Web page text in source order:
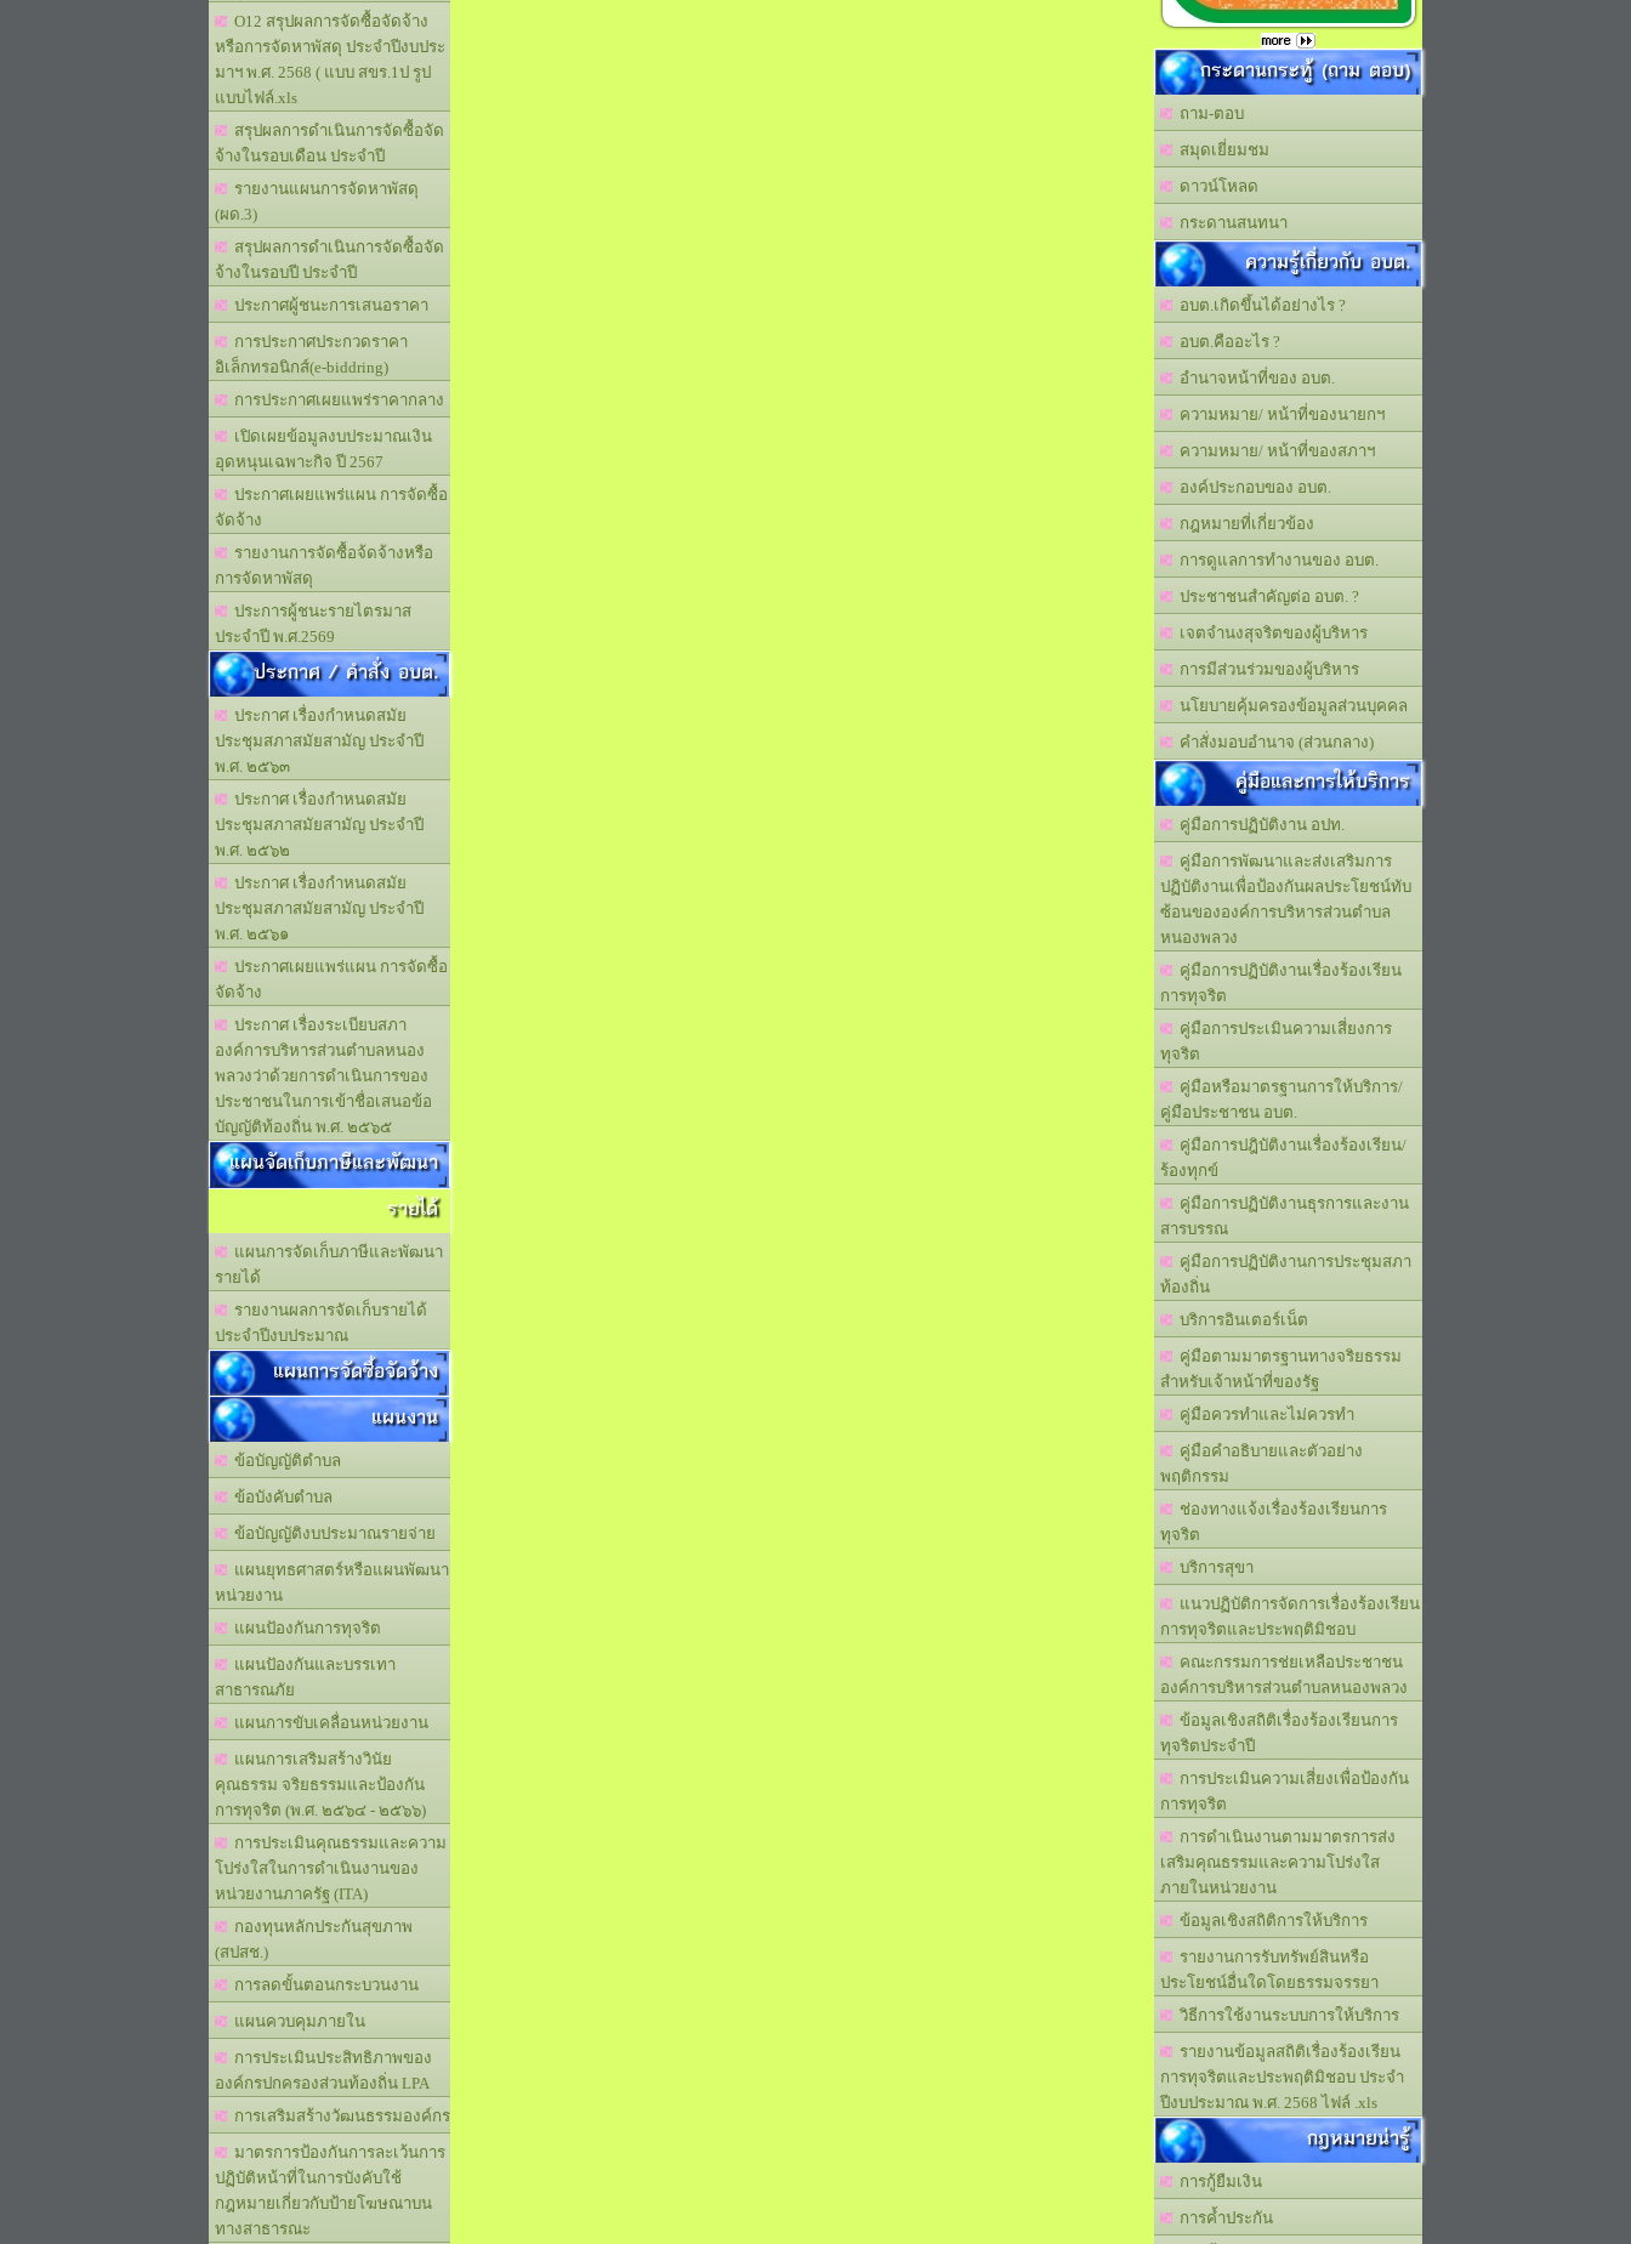
O12 สรุปผลการจัดซื้อจัดจ้าง
หรือการจัดหาพัสดุ ประจำปีงบประ
มาฯ พ.ศ. 2568 ( แบบ สขร.1ป รูป
แบบไฟล์.xls
สรุปผลการดำเนินการจัดซื้อจัด
จ้างในรอบเดือน ประจำปี
รายงานแผนการจัดหาพัสดุ
(ผด.3)
สรุปผลการดำเนินการจัดซื้อจัด
จ้างในรอบปี ประจำปี
ประกาศผู้ชนะการเสนอราคา
การประกาศประกวดราคา
อิเล็กทรอนิกส์(e-biddring)
การประกาศเผยแพร่ราคากลาง
เปิดเผยข้อมูลงบประมาณเงิน
อุดหนุนเฉพาะกิจ ปี 2567
ประกาศเผยแพร่แผน การจัดซื้อ
จัดจ้าง
รายงานการจัดซื้อจ้ดจ้างหรือ
การจัดหาพัสดุ
ประการผู้ชนะรายไตรมาส
ประจำปี พ.ศ.2569
ประกาศ / คำสั่ง อบต.
ประกาศ เรื่องกำหนดสมัย
ประชุมสภาสมัยสามัญ ประจำปี
พ.ศ. ๒๕๖๓
ประกาศ เรื่องกำหนดสมัย
ประชุมสภาสมัยสามัญ ประจำปี
พ.ศ. ๒๕๖๒
ประกาศ เรื่องกำหนดสมัย
ประชุมสภาสมัยสามัญ ประจำปี
พ.ศ. ๒๕๖๑
ประกาศเผยแพร่แผน การจัดซื้อ
จัดจ้าง
ประกาศ เรื่องระเบียบสภา
องค์การบริหารส่วนตำบลหนอง
พลวงว่าด้วยการดำเนินการของ
ประชาชนในการเข้าชื่อเสนอข้อ
บัญญัติท้องถิ่น พ.ศ. ๒๕๖๕
แผนจัดเก็บภาษีและพัฒนา
รายได้
แผนการจัดเก็บภาษีและพัฒนา
รายได้
รายงานผลการจัดเก็บรายได้
ประจำปีงบประมาณ
แผนการจัดซื้อจัดจ้าง
แผนงาน
ข้อบัญญัติตำบล
ข้อบังคับตำบล
ข้อบัญญัติงบประมาณรายจ่าย
แผนยุทธศาสตร์หรือแผนพัฒนา
หน่วยงาน
แผนปัองกันการทุจริต
แผนปัองกันและบรรเทา
สาธารณภัย
แผนการขับเคลื่อนหน่วยงาน
แผนการเสริมสร้างวินัย
คุณธรรม จริยธรรมและป้องกัน
การทุจริต (พ.ศ. ๒๕๖๔ - ๒๕๖๖)
การประเมินคุณธรรมและความ
โปร่งใสในการดำเนินงานของ
หน่วยงานภาครัฐ (ITA)
กองทุนหลักประกันสุขภาพ
(สปสช.)
การลดขั้นตอนกระบวนงาน
แผนควบคุมภายใน
การประเมินประสิทธิภาพของ
องค์กรปกครองส่วนท้องถิ่น LPA
การเสริมสร้างวัฒนธรรมองค์กร
มาตรการป้องกันการละเว้นการ
ปฏิบัติหน้าที่ในการบังคับใช้
กฎหมายเกี่ยวกับป้ายโฆษณาบน
ทางสาธารณะ
กระดานกระทู้ (ถาม ตอบ)
ถาม-ตอบ
สมุดเยี่ยมชม
ดาวน์โหลด
กระดานสนทนา
ความรู้เกี่ยวกับ อบต.
อบต.เกิดขึ้นได้อย่างไร ?
อบต.คืออะไร ?
อำนาจหน้าที่ของ อบต.
ความหมาย/ หน้าที่ของนายกฯ
ความหมาย/ หน้าที่ของสภาฯ
องค์ประกอบของ อบต.
กฎหมายที่เกี่ยวข้อง
การดูแลการทำงานของ อบต.
ประชาชนสำคัญต่อ อบต. ?
เจตจำนงสุจริตของผู้บริหาร
การมีส่วนร่วมของผู้บริหาร
นโยบายคุ้มครองข้อมูลส่วนบุคคล
คำสั่งมอบอำนาจ (ส่วนกลาง)
คู่มือและการให้บริการ
คู่มือการปฏิบัติงาน อปท.
คู่มือการพัฒนาและส่งเสริมการ
ปฏิบัติงานเพื่อป้องกันผลประโยชน์ทับ
ซ้อนขององค์การบริหารส่วนตำบล
หนองพลวง
คู่มือการปฏิบัติงานเรื่องร้องเรียน
การทุจริต
คู่มือการประเมินความเสี่ยงการ
ทุจริต
คู่มือหรือมาตรฐานการให้บริการ/
คู่มือประชาชน อบต.
คู่มือการปฎิบัติงานเรื่องร้องเรียน/
ร้องทุกข์
คู่มือการปฏิบัติงานธุรการและงาน
สารบรรณ
คู่มือการปฏิบัติงานการประชุมสภา
ท้องถิ่น
บริการอินเตอร์เน็ต
คู่มือตามมาตรฐานทางจริยธรรม
สำหรับเจ้าหน้าที่ของรัฐ
คู่มือควรทำและไม่ควรทำ
คู่มือคำอธิบายและตัวอย่าง
พฤติกรรม
ช่องทางแจ้งเรื่องร้องเรียนการ
ทุจริต
บริการสุขา
แนวปฏิบัติการจัดการเรื่องร้องเรียน
การทุจริตและประพฤติมิชอบ
คณะกรรมการช่ยเหลือประชาชน
องค์การบริหารส่วนตำบลหนองพลวง
ข้อมูลเชิงสถิติเรื่องร้องเรียนการ
ทุจริตประจำปี
การประเมินความเสี่ยงเพื่อป้องกัน
การทุจริต
การดำเนินงานตามมาตรการส่ง
เสริมคุณธรรมและความโปร่งใส
ภายในหน่วยงาน
ข้อมูลเชิงสถิติการให้บริการ
รายงานการรับทรัพย์สินหรือ
ประโยชน์อื่นใดโดยธรรมจรรยา
วิธีการใช้งานระบบการให้บริการ
รายงานข้อมูลสถิติเรื่องร้องเรียน
การทุจริตและประพฤติมิชอบ ประจำ
ปีงบประมาณ พ.ศ. 2568 ไฟล์ .xls
กฎหมายน่ารู้
การกู้ยืมเงิน
การค้ำประกัน